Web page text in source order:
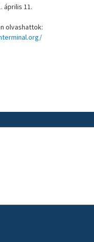
április 11.
olvashattok: